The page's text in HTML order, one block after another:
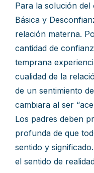
Para la solución
Básica y
relación materna.
cantidad de
temprana
cualidad de la
de un sentimiento
cambiara al ser
Los padres deben
profunda de que
sentido y
el sentido de